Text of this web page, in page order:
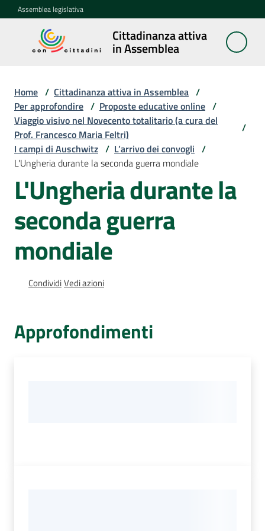
Vai al contenuto
Vai alla navigazione
Vai al footer
Assemblea legislativa
Cittadinanza attiva
in Assemblea
Cittadinanza
attiva in
Concittadini
Porte
aperte
in
Assemblea
Mostre
sulla
Home / Cittadinanza attiva in Assemblea /
Per approfondire / Proposte educative online /
Viaggio visivo nel Novecento totalitario (a cura del
Prof. Francesco Maria Feltri)
/
I campi di Auschwitz / L’arrivo dei convogli /
L'Ungheria durante la seconda guerra mondiale
L'Ungheria durante la
seconda guerra
mondiale
CondividiVedi azioni
Approfondimenti